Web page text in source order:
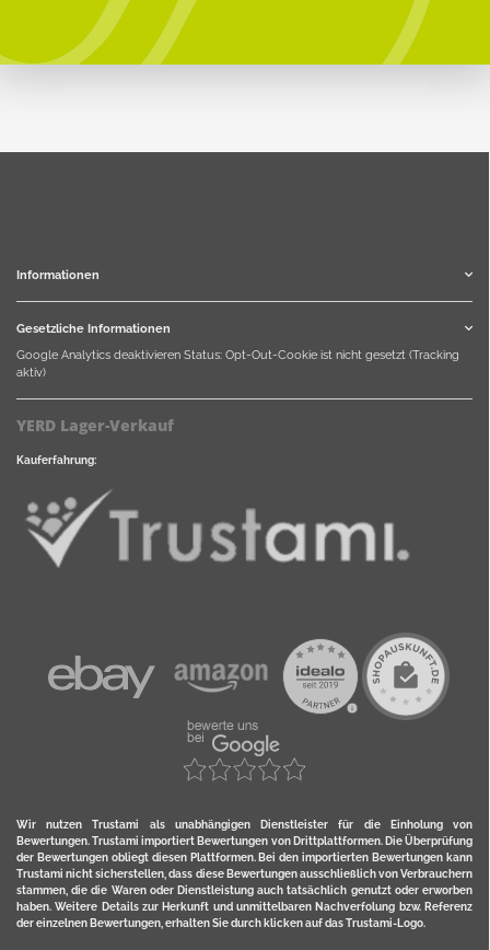
Informationen
Gesetzliche Informationen
Google Analytics deaktivieren Status: Opt-Out-Cookie ist nicht gesetzt (Tracking
aktiv)
YERD Lager-Verkauf
Kauferfahrung:
Wir nutzen Trustami als unabhängigen Dienstleister für die Einholung von
Bewertungen. Trustami importiert Bewertungen von Drittplattformen. Die Überprüfung
der Bewertungen obliegt diesen Plattformen. Bei den importierten Bewertungen kann
Trustami nicht sicherstellen, dass diese Bewertungen ausschließlich von Verbrauchern
stammen, die die Waren oder Dienstleistung auch tatsächlich genutzt oder erworben
haben. Weitere Details zur Herkunft und unmittelbaren Nachverfolung bzw. Referenz
der einzelnen Bewertungen, erhalten Sie durch klicken auf das Trustami-Logo.